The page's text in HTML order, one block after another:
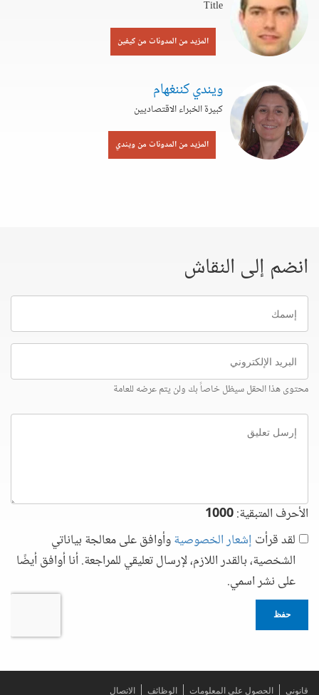
Title
المزيد من المدونات من كيفين
ويندي كننغهام
كبيرة الخبراء الاقتصاديين
المزيد من المدونات من ويندي
انضم إلى النقاش
إسمك
البريد
الإلكتروني
محتوى هذا الحقل سيظل خاصاً بك ولن يتم عرضه للعامة
إرسل
تعليق
الأحرف المتبقية:1000
لقد قرأت إشعار الخصوصيةوأوافق على معالجة بياناتي
الشخصية، بالقدر اللازم، لإرسال تعليقي للمراجعة. أنا أوافق أيضًا
على نشر اسمي.
حفظ
قانوني الحصول على المعلومات الوظائف الاتصال